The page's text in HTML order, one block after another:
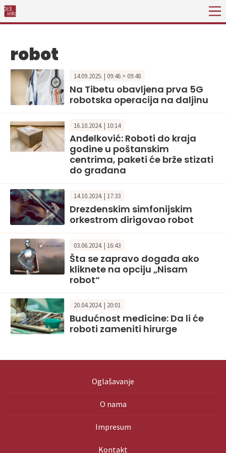
robot
14.09.2025. | 09:46 > 09:48
Na Tibetu obavljena prva 5G
robotska operacija na daljinu
16.10.2024. | 10:14
Anđelković: Roboti do kraja
godine u poštanskim
centrima, paketi će brže stizati
do građana
14.10.2024. | 17:33
Drezdenskim simfonijskim
orkestrom dirigovao robot
03.06.2024. | 16:43
Šta se zapravo događa ako
kliknete na opciju „Nisam
robot“
20.04.2024. | 20:01
Budućnost medicine: Da li će
roboti zameniti hirurge
Oglašavanje
O nama
Impresum
Kontakt